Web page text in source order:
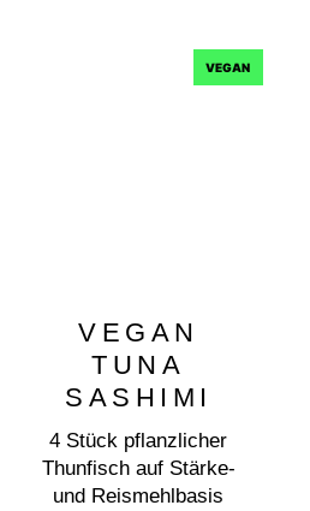
VEGAN
VEGAN
TUNA
SASHIMI
4 Stück pflanzlicher
Thunfisch auf Stärke-
und Reismehlbasis